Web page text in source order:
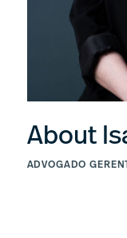
About
ADVOGADO